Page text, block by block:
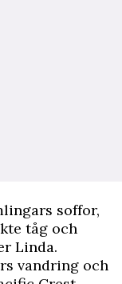
soffor,
tåg och
Linda.
vandring och